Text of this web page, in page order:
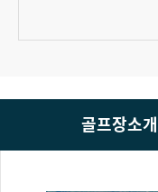
골프장소개